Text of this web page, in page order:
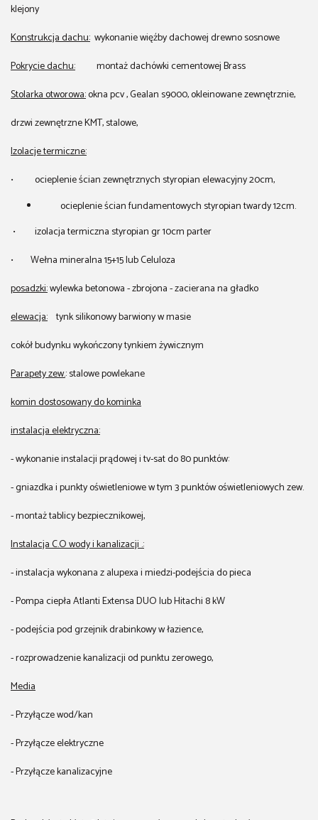
klejony
Konstrukcja dachu: wykonanie więźby dachowej drewno sosnowe
Pokrycie dachu: montaż dachówki cementowej Brass
Stolarka otworowa:okna pcv , Gealan s9000, okleinowane zewnętrznie,
drzwi zewnętrzne KMT, stalowe,
Izolacje termiczne:
• ocieplenie ścian zewnętrznych styropian elewacyjny 20cm,
ocieplenie ścian fundamentowych styropian twardy 12cm.
• izolacja termiczna styropian gr 10cm parter
• Wełna mineralna 15+15 lub Celuloza
posadzki:wylewka betonowa - zbrojona - zacierana na gładko
elewacja: tynk silikonowy barwiony w masie
cokół budynku wykończony tynkiem żywicznym
Parapety zew.: stalowe powlekane
komin dostosowany do kominka
instalacja elektryczna:
- wykonanie instalacji prądowej i tv-sat do 80 punktów:
- gniazdka i punkty oświetleniowe w tym 3 punktów oświetleniowych zew.
- montaż tablicy bezpiecznikowej,
Instalacja C.O wody i kanalizacji .:
- instalacja wykonana z alupexa i miedzi-podejścia do pieca
- Pompa ciepła Atlanti Extensa DUO lub Hitachi 8 kW
- podejścia pod grzejnik drabinkowy w łazience,
- rozprowadzenie kanalizacji od punktu zerowego,
Media
- Przyłącze wod/kan
- Przyłącze elektryczne
- Przyłącze kanalizacyjne